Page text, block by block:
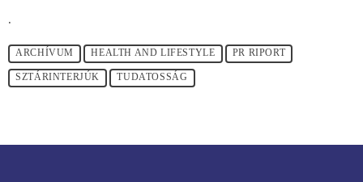
.
ARCHÍVUM HEALTH AND LIFESTYLE PR RIPORT
SZTÁRINTERJÚK TUDATOSSÁG